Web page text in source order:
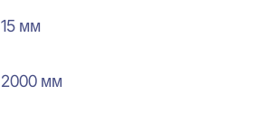
15 мм
2000 мм